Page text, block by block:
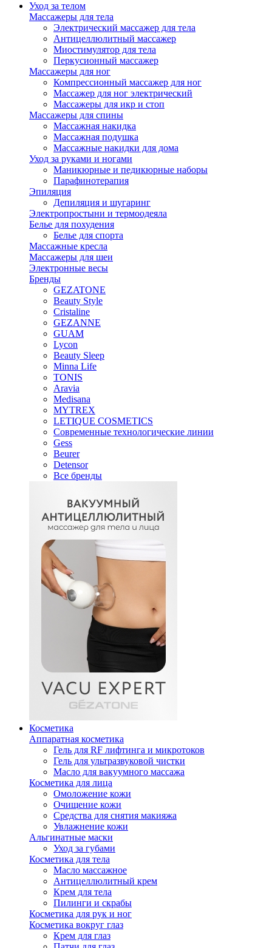
Уход за телом
Массажеры для тела
Электрический массажер для тела
Антицеллюлитный массажер
Миостимулятор для тела
Перкусионный массажер
Массажеры для ног
Компрессионный массажер для ног
Массажер для ног электрический
Массажеры для икр и стоп
Массажеры для спины
Массажная накидка
Массажная подушка
Массажные накидки для дома
Уход за руками и ногами
Маникюрные и педикюрные наборы
Парафинотерапия
Эпиляция
Депиляция и шугаринг
Электропростыни и термоодеяла
Белье для похудения
Белье для спорта
Массажные кресла
Массажеры для шеи
Электронные весы
Бренды
GEZATONE
Beauty Style
Cristaline
GEZANNE
GUAM
Lycon
Beauty Sleep
Minna Life
TONIS
Aravia
Medisana
MYTREX
LETIQUE COSMETICS
Современные технологические линии
Gess
Beurer
Detensor
Все бренды
Косметика
Аппаратная косметика
Гель для RF лифтинга и микротоков
Гель для ультразвуковой чистки
Масло для вакуумного массажа
Косметика для лица
Омоложение кожи
Очищение кожи
Средства для снятия макияжа
Увлажнение кожи
Альгинатные маски
Уход за губами
Косметика для тела
Масло массажное
Антицеллюлитный крем
Крем для тела
Пилинги и скрабы
Косметика для рук и ног
Косметика вокруг глаз
Крем для глаз